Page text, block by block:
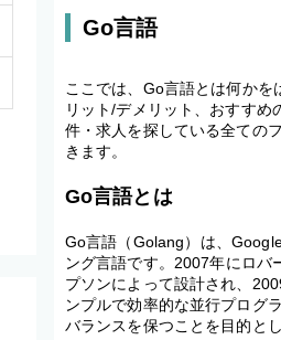
Go言語
ここでは、Go言語とは何か
リット/デメリット、おすす
件・求人を探している全ての
きます。
Go言語とは
Go言語（Golang）は、
ング言語です。2007年にロバ
プソンによって設計され、
ンプルで効率的な並行プログ
バランスを保つことを目的と